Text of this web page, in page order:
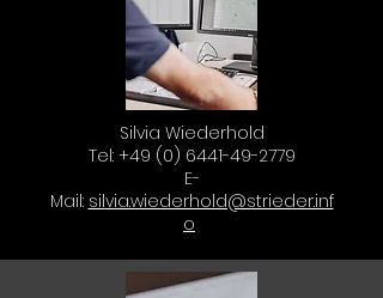
Silvia Wiederhold
Tel: +49 (0) 6441-49-2779
E-
Mail: silvia.wiederhold@strieder.inf
o